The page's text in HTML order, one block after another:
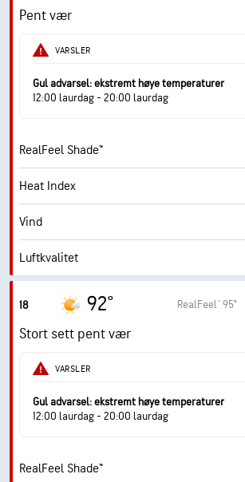
Vindkast
Fuktighet
Duggpunkt
Skydekke
Sikt
Skydekke
Pent vær
VARSLER
Gul advarsel: ekstremt høye temperaturer
12:00 laurdag - 20:00 laurdag
RealFeel Shade™
Heat Index
Vind
Luftkvalitet
Maks. UV-indeks
Vindkast
Fuktighet
Duggpunkt
Skydekke
18 92° RealFeel® 95°
Stort sett pent vær
VARSLER
Gul advarsel: ekstremt høye temperaturer
12:00 laurdag - 20:00 laurdag
RealFeel Shade™